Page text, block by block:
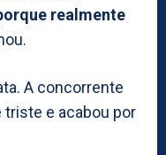
realmente
A concorrente
e acabou por